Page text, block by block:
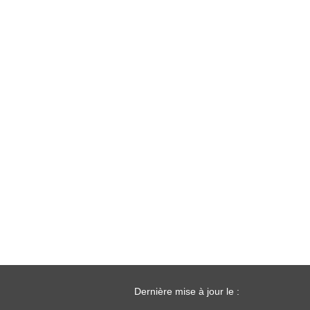
Dernière mise à jour le :